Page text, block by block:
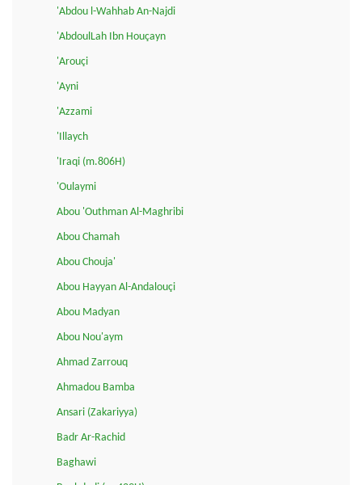
'Abdou l-Wahhab An-Najdi
'AbdoulLah Ibn Houçayn
'Arouçi
'Ayni
'Azzami
'Illaych
'Iraqi (m.806H)
'Oulaymi
Abou 'Outhman Al-Maghribi
Abou Chamah
Abou Chouja'
Abou Hayyan Al-Andalouçi
Abou Madyan
Abou Nou'aym
Ahmad Zarrouq
Ahmadou Bamba
Ansari (Zakariyya)
Badr Ar-Rachid
Baghawi